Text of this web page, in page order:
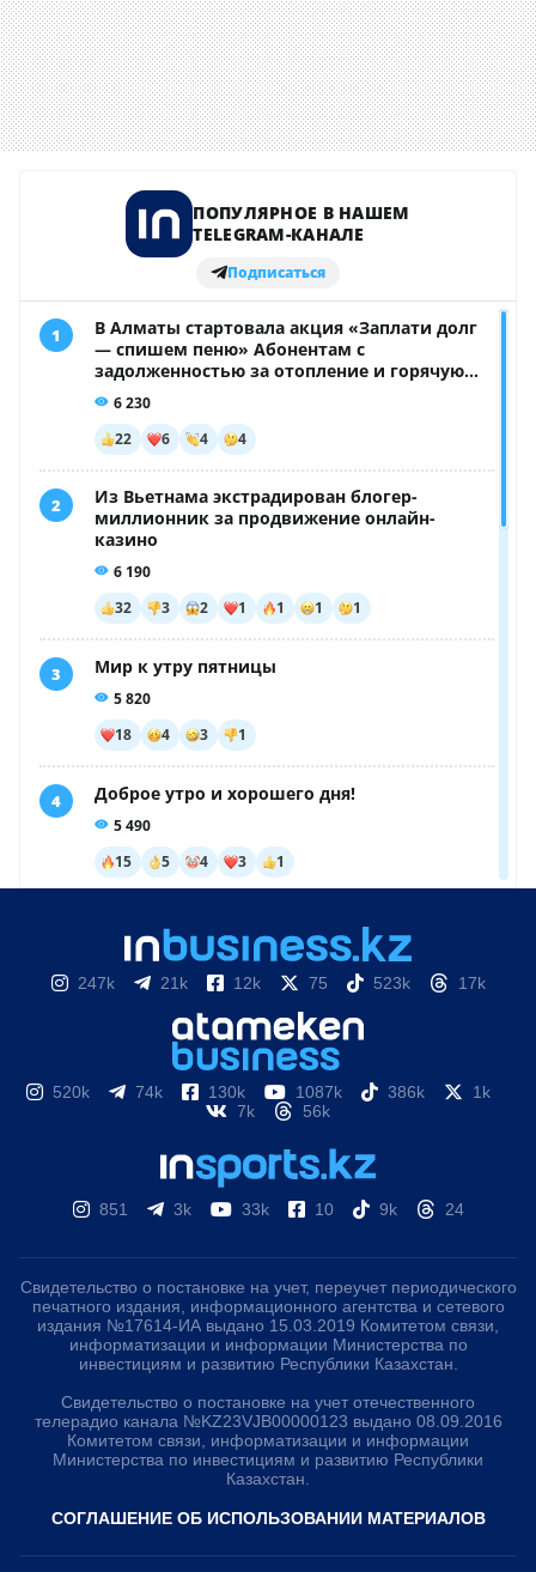
247k 21k 12k 75 523k 17k
520k 74k 130k 1087k 386k
1k
7k
56k
851 3k 33k 10 9k 24
Свидетельство о постановке на учет, переучет периодического
печатного издания, информационного агентства и сетевого
издания №17614-ИА выдано 15.03.2019 Комитетом связи,
информатизации и информации Министерства по
инвестициям и развитию Республики Казахстан.
Свидетельство о постановке на учет отечественного
телерадио канала №KZ23VJB00000123 выдано 08.09.2016
Комитетом связи, информатизации и информации
Министерства по инвестициям и развитию Республики
Казахстан.
СОГЛАШЕНИЕ ОБ ИСПОЛЬЗОВАНИИ МАТЕРИАЛОВ